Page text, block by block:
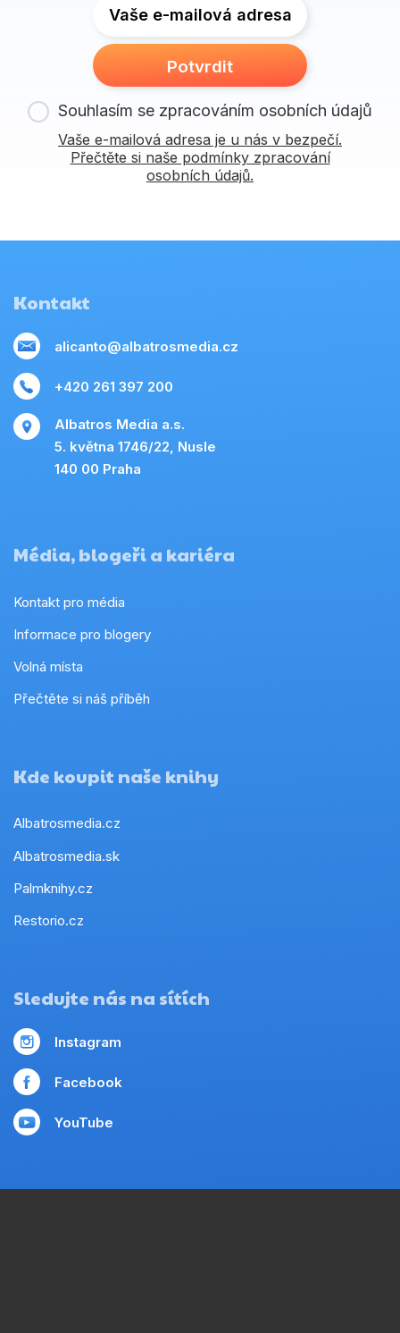
Vaše e-mailová adresa
Potvrdit
Souhlasím se zpracováním osobních údajů
Vaše e-mailová adresa je u nás v bezpečí.
Přečtěte si naše podmínky zpracování
osobních údajů.
Kontakt
alicanto@albatrosmedia.cz
+420 261 397 200
Albatros Media a.s.
5. května 1746/22, Nusle
140 00 Praha
Média, blogeři a kariéra
Kontakt pro média
Informace pro blogery
Volná místa
Přečtěte si náš příběh
Kde koupit naše knihy
Albatrosmedia.cz
Albatrosmedia.sk
Palmknihy.cz
Restorio.cz
Sledujte nás na sítích
Instagram
Facebook
YouTube